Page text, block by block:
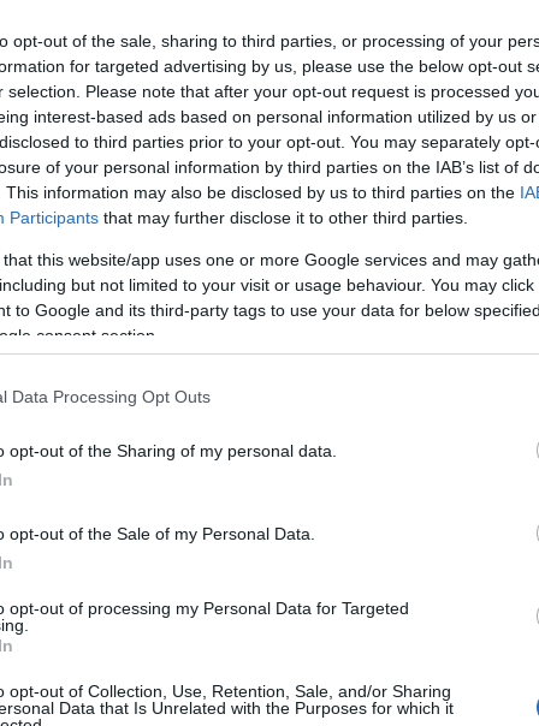
opt-out of the sale, sharing to third parties, or processing of your
for targeted advertising by us, please use the below opt-out
selection. Please note that after your opt-out request is processed
interest-based ads based on personal information utilized by us
to third parties prior to your opt-out. You may separately
of your personal information by third parties on the IAB’s list of
This information may also be disclosed by us to third parties on the
Participants that may further disclose it to other third parties.
that this website/app uses one or more Google services and may
but not limited to your visit or usage behaviour. You may
to Google and its third-party tags to use your data for below
consent section.
Data Processing Opt Outs
opt-out of the Sharing of my personal data.
opt-out of the Sale of my Personal Data.
opt-out of processing my Personal Data for Targeted
opt-out of Collection, Use, Retention, Sale, and/or Sharing
Data that Is Unrelated with the Purposes for which it
effettuata un’autopsia per cercare di
della sua morte.
riguardante la morte di mufloni a Golfo
, era stato rinvenuto il corpo di una femmina
evento che ha riacceso il dibattito sulla
selvatici in quella zona.
la Lipu ha intrapreso un’azione
alle autorità competenti. Nel loro
gravità della situazione per imufloni di
zona di protezione speciale.
cliccandoqui
nella sezione